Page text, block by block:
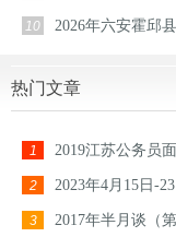
10 2026年六安霍邱
热门文章
1 2019江苏公务员
2 2023年4月15日-
3 2017年半月谈（